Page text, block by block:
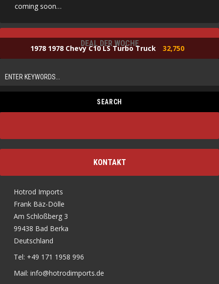
coming soon…
DEAL DER WOCHE
1978 1978 Chevy C10 LS Turbo Truck 32,750
KONTAKT
Hotrod Imports
Frank Bäz-Dölle
Am Schloßberg 3
99438 Bad Berka
Deutschland
Tel: +49 171 1958 996
Mail: info@hotrodimports.de